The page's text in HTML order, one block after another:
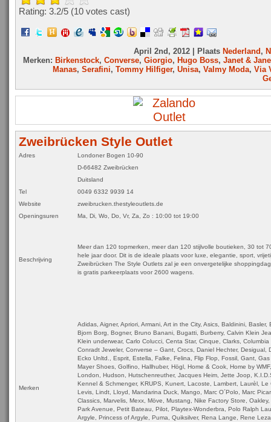
Rating: 3.2/5 (10 votes cast)
April 2nd, 2012 | Plaats Nederland ,
Merken: Birkenstock, Converse, Giorgio, Hugo Boss, Janet &
Manas, Serafini, Tommy Hilfiger, Unisa, Valmy Moda, Via
Zweibrücken Style Outlet
Adres
Londoner Bogen 10-90
D-66482 Zweibrücken
Duitsland
Tel
0049 6332 9939 14
Website
zweibrucken.thestyleoutlets.de
Openingsuren
Ma, Di, Wo, Do, Vr, Za, Zo : 10:00 tot 19:00
Beschrijving
Meer dan 120 topmerken, meer dan 120 stijlvolle boutieken, 30 tot
hele jaar door. Dit is de ideale plaats voor luxe, elegantie, sport,
Zweibrücken The Style Outlets zal je een onvergetelijke
is gratis parkeerplaats voor 2600 wagens.
Merken
Adidas, Aigner, Apriori, Armani, Art in the City, Asics, Baldinini, Basler,
Bjorn Borg, Bogner, Bruno Banani, Bugatti, Burberry, Calvin Klein
Klein underwear, Carlo Colucci, Centa Star, Cinque, Clarks, Columbia
Conradt Jeweler, Converse – Gant, Crocs, Daniel Hechter, Desigual,
Ecko Unltd., Esprit, Estella, Falke, Felina, Flip Flop, Fossil, Gant,
Mayer Shoes, Golfino, Hallhuber, Högl, Home & Cook, Home by
London, Hudson, Hutschenreuther, Jacques Heim, Jette Joop,
Kennel & Schmenger, KRUPS, Kunert, Lacoste, Lambert, Laurèl, Le
Levis, Lindt, Lloyd, Mandarina Duck, Mango, Marc O´Polo, Marc
Classics, Marvelis, Mexx, Möve, Mustang, Nike Factory Store,
Park Avenue, Petit Bateau, Pilot, Playtex-Wonderbra, Polo Ralph
Argyle, Princess of Argyle, Puma, Quiksilver, Rena Lange, Rene